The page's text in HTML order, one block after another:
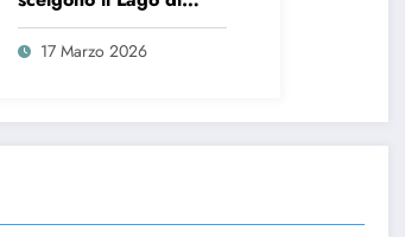
Como per il loro
matrimonio
17 Marzo 2026